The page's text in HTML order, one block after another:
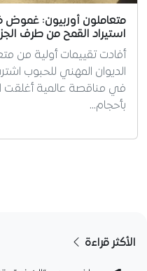
متعاملون أوربيون:
استيراد القمح من طرف
أفادت تقييمات أولية من
الديوان المهني للحبوب
في مناقصة عالمية أغلقت
بأحجام…
الأكثر قراءة